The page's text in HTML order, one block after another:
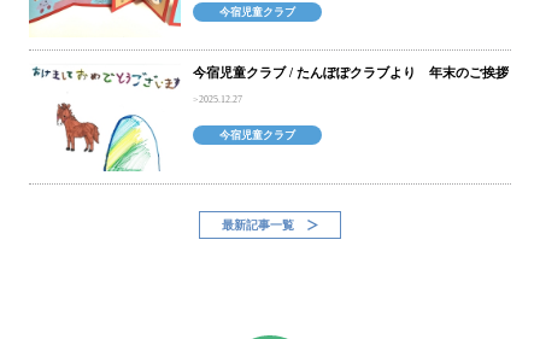
今宿児童クラブ
今宿児童クラブ / たんぽぽクラブより 年末のご挨拶
2025.12.27
今宿児童クラブ
最新記事一覧